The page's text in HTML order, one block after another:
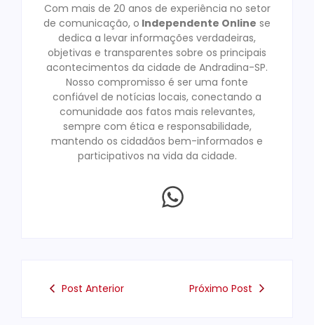
Com mais de 20 anos de experiência no setor
de comunicação, o Independente Online se
dedica a levar informações verdadeiras,
objetivas e transparentes sobre os principais
acontecimentos da cidade de Andradina-SP.
Nosso compromisso é ser uma fonte
confiável de notícias locais, conectando a
comunidade aos fatos mais relevantes,
sempre com ética e responsabilidade,
mantendo os cidadãos bem-informados e
participativos na vida da cidade.
Post Anterior Próximo Post